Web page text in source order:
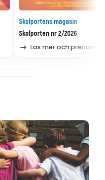
Skolportens magasin
Skolporten nr 2/2026
Läs mer och